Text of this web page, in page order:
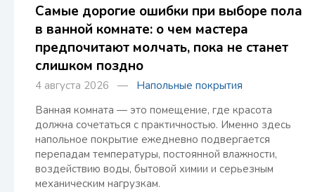
Самые дорогие ошибки при выборе пола
в ванной комнате: о чем мастера
предпочитают молчать, пока не станет
слишком поздно
4 августа 2026 — Напольные покрытия
Ванная комната — это помещение, где красота
должна сочетаться с практичностью. Именно здесь
напольное покрытие ежедневно подвергается
перепадам температуры, постоянной влажности,
воздействию воды, бытовой химии и серьезным
механическим нагрузкам.